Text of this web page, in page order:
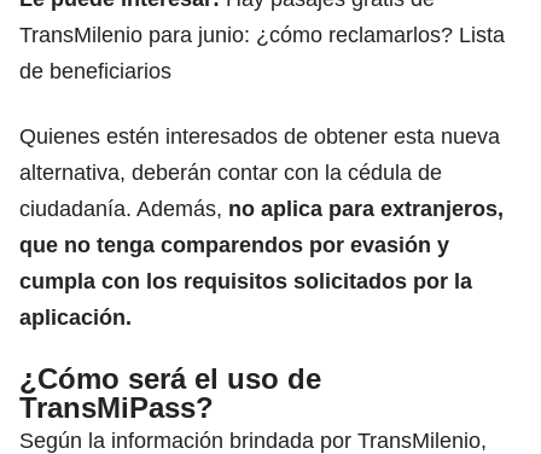
TransMilenio para junio: ¿cómo reclamarlos? Lista
de beneficiarios
Quienes estén interesados de obtener esta nueva
alternativa, deberán contar con la cédula de
ciudadanía. Además, no aplica para extranjeros,
que no tenga comparendos por evasión y
cumpla con los requisitos solicitados por la
aplicación.
¿Cómo será el uso de
TransMiPass?
Según la información brindada por TransMilenio,